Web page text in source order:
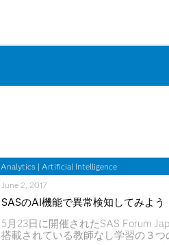
Analytics | Artificial Intelligence
June 2, 2017
SASのAI機能で異常検知してみよう
5月23日に開催されたSAS Forum
搭載されている教師なし学習の３